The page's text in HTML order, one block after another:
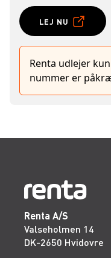
LEJ NU
Renta udlejer
nummer er
Renta A/S
Valseholmen 14
DK-2650 Hvidovre